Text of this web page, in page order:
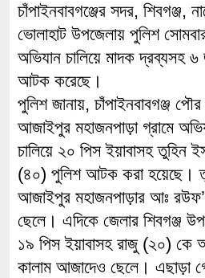
চাঁপাইনবাবগঞ্জের সদর, শিবগঞ্জ,
ভোলাহাট উপজেলায় পুলিশ
অভিযান চালিয়ে মাদক দ্রব্যসহ
আটক করেছে।
পুলিশ জানায়, চাঁপাইনবাবগঞ্জ
আজাইপুর মহাজনপাড়া গ্রামে
চালিয়ে ২০ পিস ইয়াবাসহ তুহিন
(৪০) পুলিশ আটক করা হয়েছে।
আজাইপুর মহাজনপাড়ার আঃ
ছেলে। এদিকে জেলার শিবগঞ্জ
১৯ পিস ইয়াবাসহ রাজু (২০) কে
কালাম আজাদেও ছেলে। এছাড়া